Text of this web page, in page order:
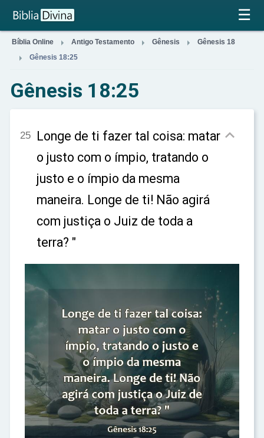
×
☰
Bíblia Online  Antigo Testamento  Gênesis  Gênesis 18
 Gênesis 18:25
Gênesis 18:25
25 Longe de ti fazer tal coisa: matar
o justo com o ímpio, tratando o
justo e o ímpio da mesma
maneira. Longe de ti! Não agirá
com justiça o Juiz de toda a
terra? "
